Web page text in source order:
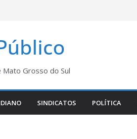
Mato Grosso do Sul
SINDICATOS POLÍTICA